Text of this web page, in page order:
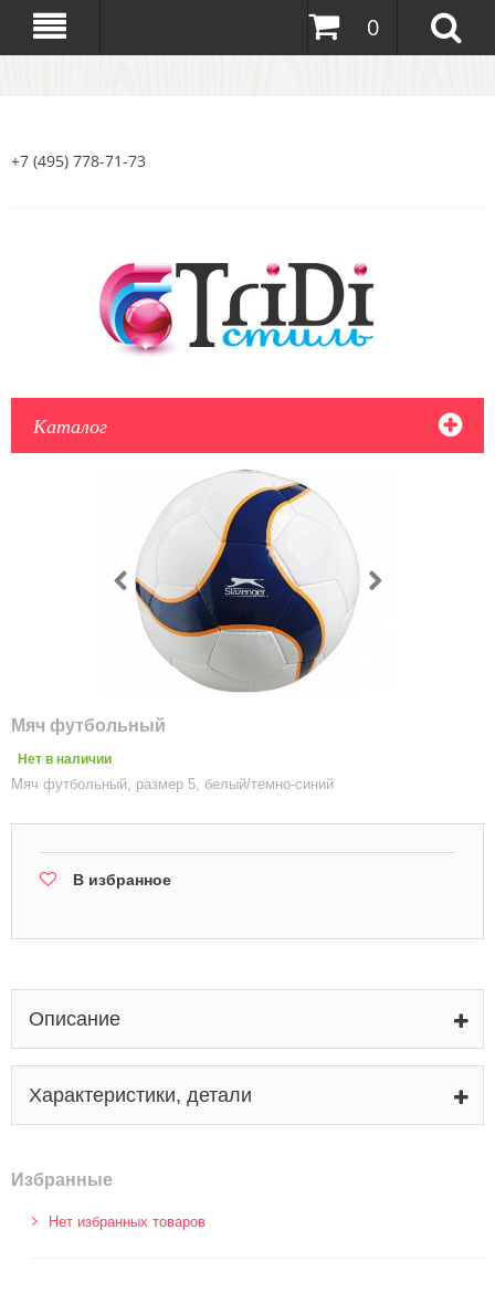
0
+7 (495) 778-71-73
Каталог
Мяч футбольный
Нет в наличии
Мяч футбольный, размер 5, белый/темно-синий
В избранное
Описание
Характеристики, детали
Избранные
Нет избранных товаров